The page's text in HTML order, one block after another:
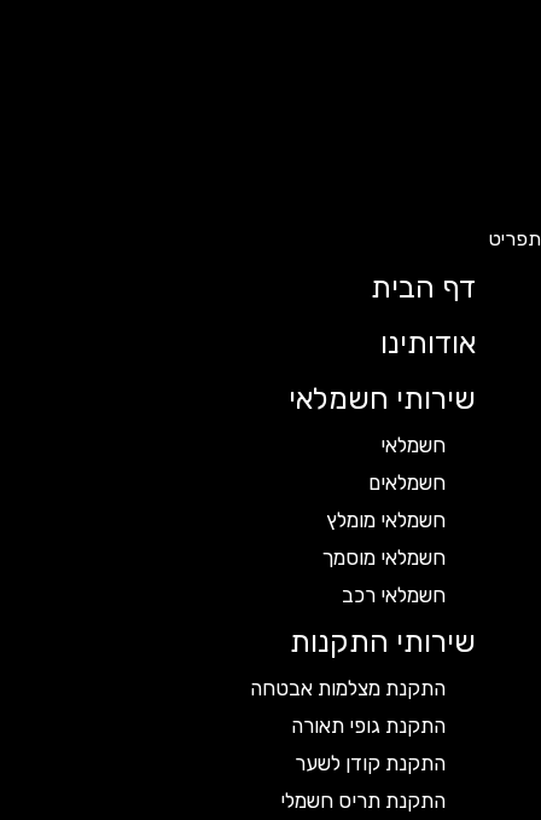
דף הבית
אודותינו
שירותי חשמלאי
חשמלאי
חשמלאים
חשמלאי מומלץ
חשמלאי מוסמך
חשמלאי רכב
שירותי התקנות
התקנת מצלמות אבטחה
התקנת גופי תאורה
התקנת קודן לשער
התקנת תריס חשמלי